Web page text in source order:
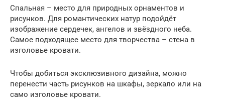
Спальная – место для природных орнаментов и
рисунков. Для романтических натур подойдёт
изображение сердечек, ангелов и звёздного неба.
Самое подходящее место для творчества – стена в
изголовье кровати.
Чтобы добиться эксклюзивного дизайна, можно
перенести часть рисунков на шкафы, зеркало или на
само изголовье кровати.